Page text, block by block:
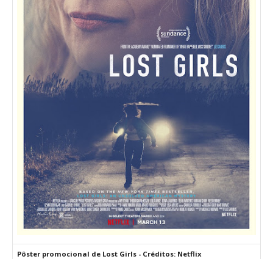
Pôster promocional de Lost Girls - Créditos: Netflix